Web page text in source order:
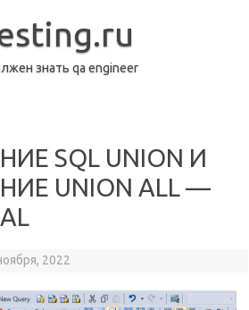
знать qa engineer
SQL UNION И
UNION ALL —
2022